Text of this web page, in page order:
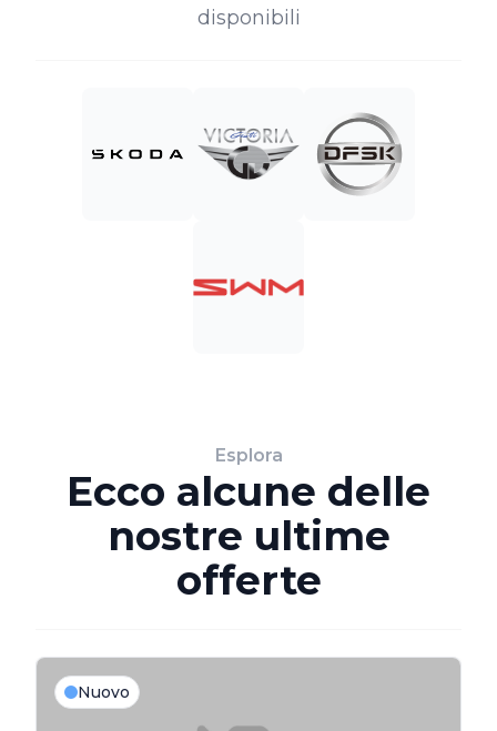
disponibili
Esplora
Ecco alcune delle
nostre ultime
offerte
Nuovo